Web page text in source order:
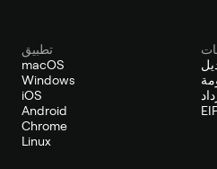
تطبيق
macOS
Windows
iOS
Android
Chrome
Linux